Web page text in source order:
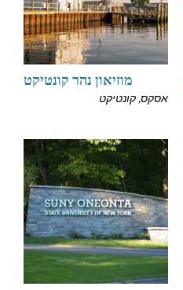
מוזיאון נהר קונטיקט
אסקס, קונטיקט